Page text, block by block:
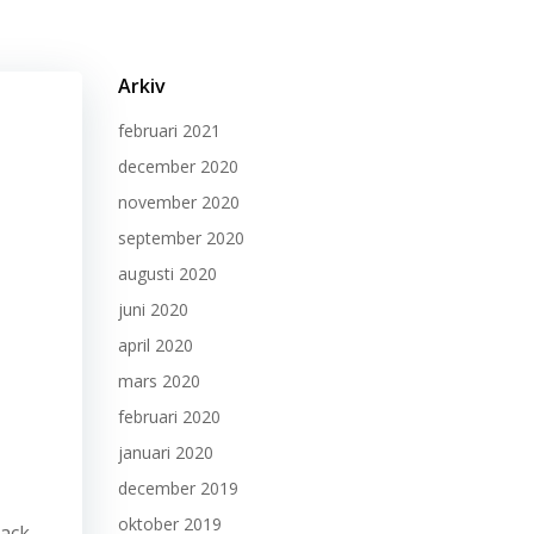
Arkiv
februari 2021
december 2020
november 2020
september 2020
augusti 2020
juni 2020
april 2020
mars 2020
februari 2020
januari 2020
december 2019
oktober 2019